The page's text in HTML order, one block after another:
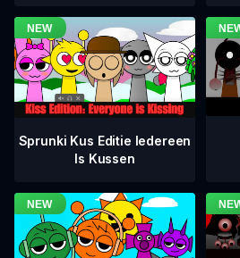
Sprunki Kus Editie Iedereen
Is Kussen